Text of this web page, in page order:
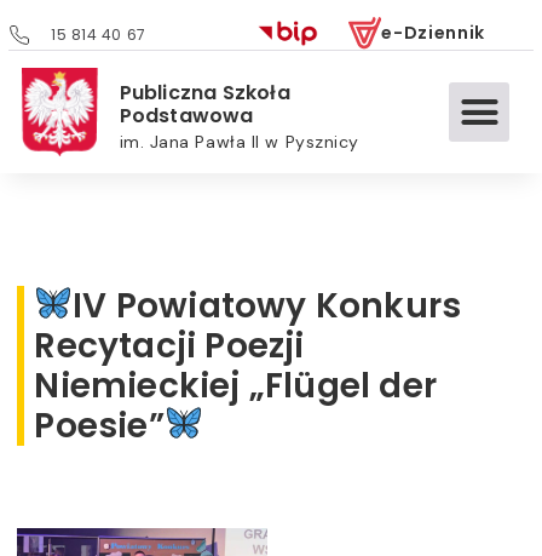
15 814 40 67 e-Dziennik
Publiczna Szkoła
Podstawowa
im. Jana Pawła II w Pysznicy
IV Powiatowy Konkurs
Recytacji Poezji
Niemieckiej „Flügel der
Poesie”